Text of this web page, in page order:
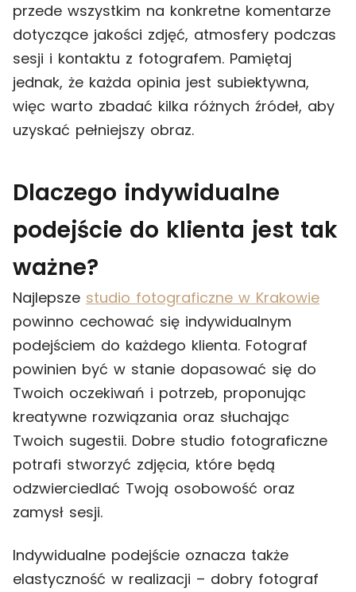
przede wszystkim na konkretne komentarze
dotyczące jakości zdjęć, atmosfery podczas
sesji i kontaktu z fotografem. Pamiętaj
jednak, że każda opinia jest subiektywna,
więc warto zbadać kilka różnych źródeł, aby
uzyskać pełniejszy obraz.
Dlaczego indywidualne
podejście do klienta jest tak
ważne?
Najlepsze studio fotograficzne w Krakowie
powinno cechować się indywidualnym
podejściem do każdego klienta. Fotograf
powinien być w stanie dopasować się do
Twoich oczekiwań i potrzeb, proponując
kreatywne rozwiązania oraz słuchając
Twoich sugestii. Dobre studio fotograficzne
potrafi stworzyć zdjęcia, które będą
odzwierciedlać Twoją osobowość oraz
zamysł sesji.
Indywidualne podejście oznacza także
elastyczność w realizacji – dobry fotograf